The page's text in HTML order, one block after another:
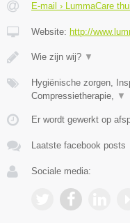
E-mail › LummaCare
Website: http://
Wie zijn wij? ▼
Hygiënische zorgen,
Compressietherapie, ▼
Er wordt gewerkt op
Laatste facebook posts
Sociale media: